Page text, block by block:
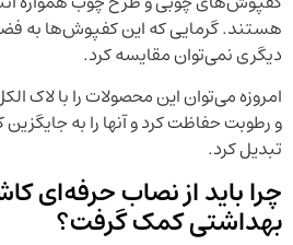
هستند. گرمایی که این کفپوش‌ها به
دیگری نمی‌توان مقایسه کرد.
امروزه می‌توان این محصولات را با لاک
و رطوبت حفاظت کرد و آنها را به
تبدیل کرد.
چرا باید از نصاب حرفه‌ای
بهداشتی کمک گرفت؟